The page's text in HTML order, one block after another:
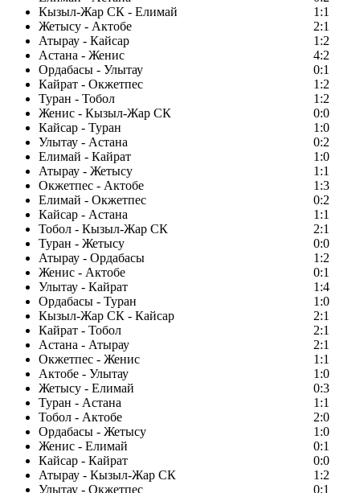
Кызыл-Жар СК - Елимай
1:1
Жетысу - Актобе
2:1
Атырау - Кайсар
1:2
Астана - Женис
4:2
Ордабасы - Улытау
0:1
Кайрат - Окжетпес
1:2
Туран - Тобол
1:2
Женис - Кызыл-Жар СК
0:0
Кайсар - Туран
1:0
Улытау - Астана
0:2
Елимай - Кайрат
1:0
Атырау - Жетысу
1:1
Окжетпес - Актобе
1:3
Елимай - Окжетпес
0:2
Кайсар - Астана
1:1
Тобол - Кызыл-Жар СК
2:1
Туран - Жетысу
0:0
Атырау - Ордабасы
1:2
Женис - Актобе
0:1
Улытау - Кайрат
1:4
Ордабасы - Туран
1:0
Кызыл-Жар СК - Кайсар
2:1
Кайрат - Тобол
2:1
Астана - Атырау
2:1
Окжетпес - Женис
1:1
Актобе - Улытау
1:0
Жетысу - Елимай
0:3
Туран - Астана
1:1
Тобол - Актобе
2:0
Ордабасы - Жетысу
1:0
Женис - Елимай
0:1
Кайсар - Кайрат
0:0
Атырау - Кызыл-Жар СК
1:2
Улытау - Окжетпес
0:1